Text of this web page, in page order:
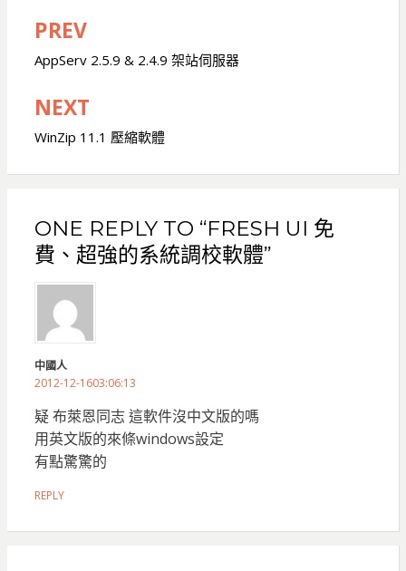
文
章
導
覽
PREV
AppServ 2.5.9 & 2.4.9 架站伺服器
NEXT
WinZip 11.1 壓縮軟體
ONE REPLY TO “FRESH UI 免
費、超強的系統調校軟體”
中國人
2012-12-1603:06:13
疑 布萊恩同志 這軟件沒中文版的嗎
用英文版的來條windows設定
有點驚驚的
REPLY